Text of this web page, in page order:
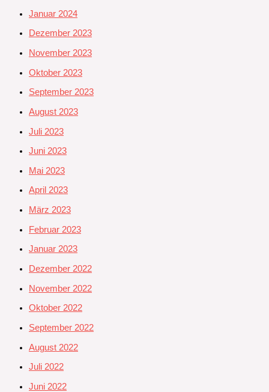
Januar 2024
Dezember 2023
November 2023
Oktober 2023
September 2023
August 2023
Juli 2023
Juni 2023
Mai 2023
April 2023
März 2023
Februar 2023
Januar 2023
Dezember 2022
November 2022
Oktober 2022
September 2022
August 2022
Juli 2022
Juni 2022